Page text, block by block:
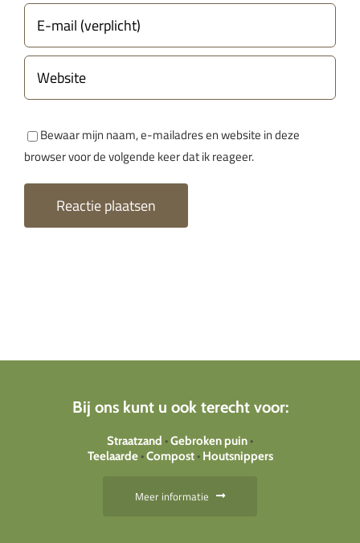
Bewaar mijn naam, e-mailadres en website in deze
browser voor de volgende keer dat ik reageer.
Bij ons kunt u ook terecht voor:
Straatzand •Gebroken puin •
Teelaarde •Compost •Houtsnippers
Meer informatie